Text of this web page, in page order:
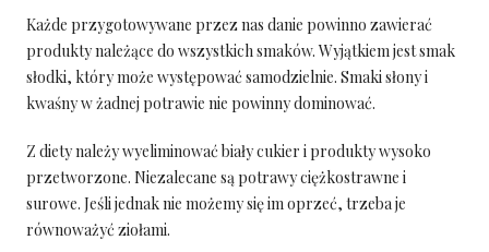
Każde przygotowywane przez nas danie powinno zawierać
produkty należące do wszystkich smaków. Wyjątkiem jest smak
słodki, który może występować samodzielnie. Smaki słony i
kwaśny w żadnej potrawie nie powinny dominować.
Z diety należy wyeliminować biały cukier i produkty wysoko
przetworzone. Niezalecane są potrawy ciężkostrawne i
surowe. Jeśli jednak nie możemy się im oprzeć, trzeba je
równoważyć ziołami.